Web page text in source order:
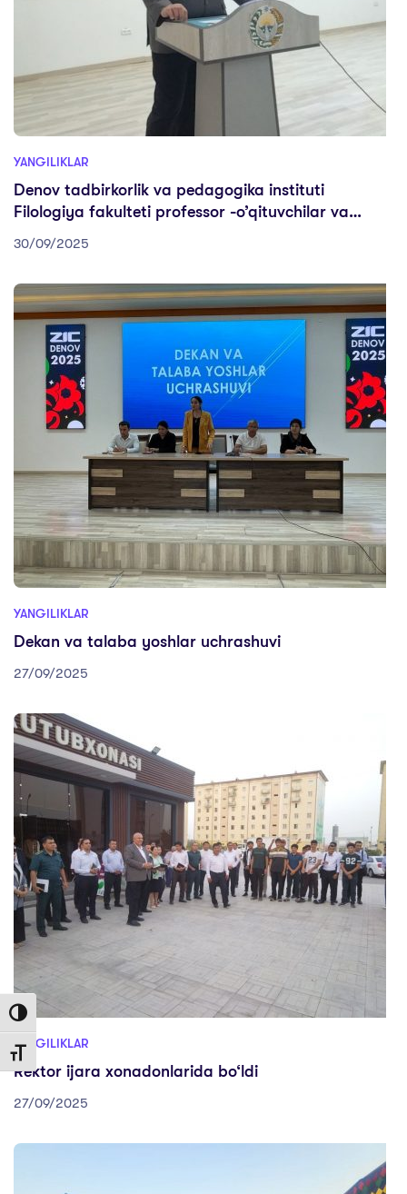
Toggle High Contrast
Toggle Font size
YANGILIKLAR
Denov tadbirkorlik va pedagogika instituti
Filologiya fakulteti professor -o’qituvchilar va
talabalar ishtirokida 1-oktabr “Ustoz va
murabbiylar kuni” munosabati bilan bayram
30/09/2025
YANGILIKLAR
Dekan va talaba yoshlar uchrashuvi
27/09/2025
YANGILIKLAR
Rektor ijara xonadonlarida bo‘ldi
27/09/2025